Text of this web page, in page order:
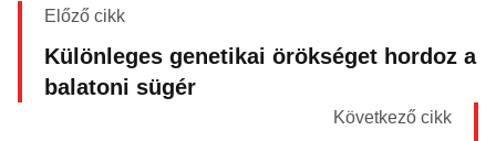
Előző cikk
Különleges genetikai örökséget hordoz a
balatoni sügér
Következő cikk